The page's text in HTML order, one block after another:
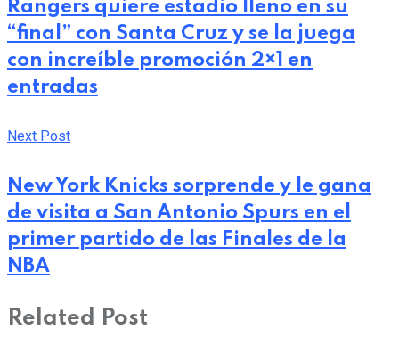
Rangers quiere estadio lleno en su
“final” con Santa Cruz y se la juega
con increíble promoción 2×1 en
entradas
Next Post
New York Knicks sorprende y le gana
de visita a San Antonio Spurs en el
primer partido de las Finales de la
NBA
Related Post